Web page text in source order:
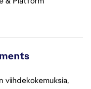
viihdekokemuksia,